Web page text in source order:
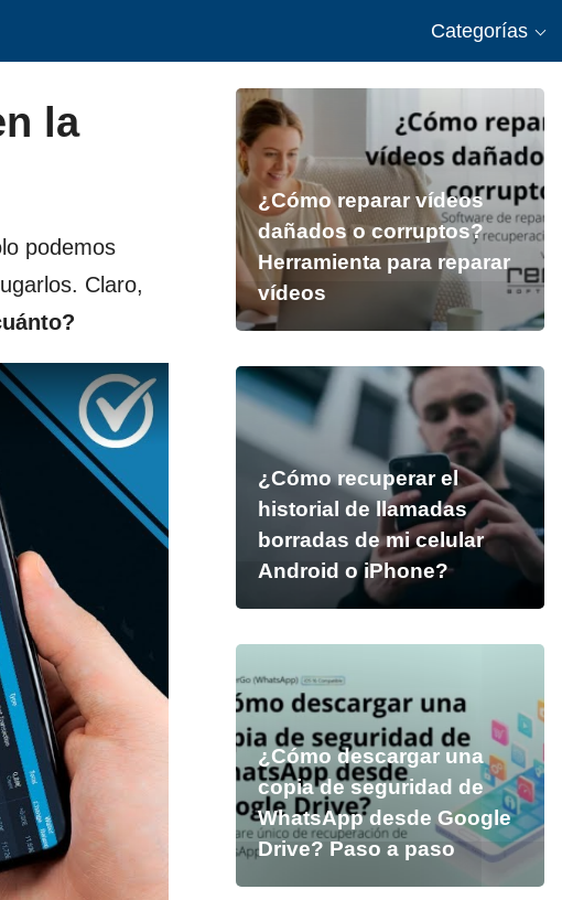
Categorías
la
podemos
Claro,
¿Cómo reparar vídeos
dañados o corruptos?
Herramienta para reparar
vídeos
¿Cómo recuperar el
historial de llamadas
borradas de mi celular
Android o iPhone?
¿Cómo descargar una
copia de seguridad de
WhatsApp desde Google
Drive? Paso a paso